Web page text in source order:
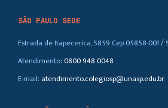
SÃO PAULO SEDE
Estrada de Itapecerica, 5859 Cep 05858-001 /
Atendimento:0800 948 0048
E-mail: atendimento.colegiosp@unasp.edu.br